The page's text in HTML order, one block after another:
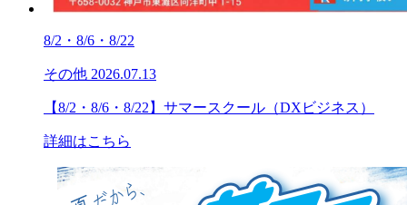
8/2・8/6・8/22
その他 2026.07.13
【8/2・8/6・8/22】サマースクール（DXビジネス）
詳細はこちら